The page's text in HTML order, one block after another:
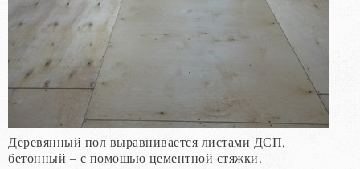
Деревянный пол выравнивается листами ДСП,
бетонный – с помощью цементной стяжки.